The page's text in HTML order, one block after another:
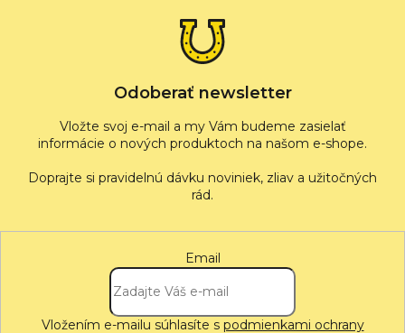
Odoberať newsletter
Vložte svoj e-mail a my Vám budeme zasielať
informácie o nových produktoch na našom e-shope.
Email
Vložením e-mailu súhlasíte s podmienkami ochrany